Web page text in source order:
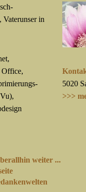
Vaterunser in
Office,
5020
>>>
weiter ...